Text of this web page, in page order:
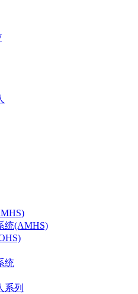
统(AMHS)
统
系列